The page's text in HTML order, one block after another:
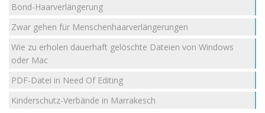
Bond-Haarverlängerung
Zwar gehen für Menschenhaarverlängerungen
Wie zu erholen dauerhaft gelöschte Dateien von Windows
oder Mac
PDF-Datei in Need Of Editing
Kinderschutz-Verbände in Marrakesch